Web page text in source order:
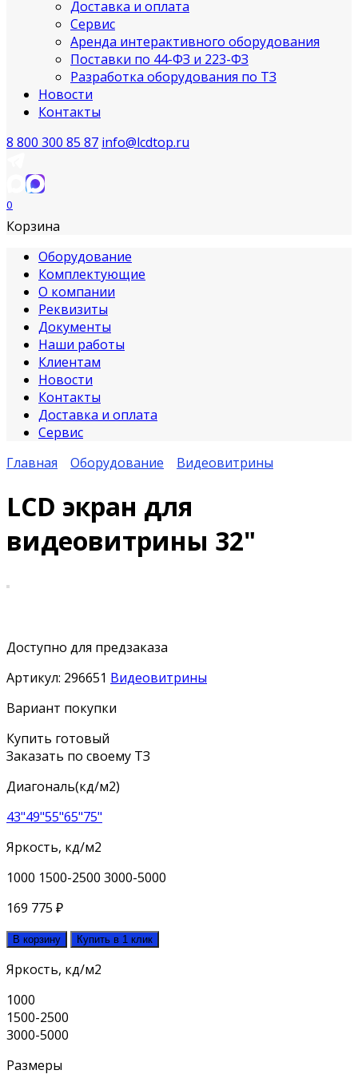
Доставка и оплата
Сервис
Аренда интерактивного оборудования
Поставки по 44-ФЗ и 223-ФЗ
Разработка оборудования по ТЗ
Новости
Контакты
8 800 300 85 87 info@lcdtop.ru
0
Корзина
Оборудование
Комплектующие
О компании
Реквизиты
Документы
Наши работы
Клиентам
Новости
Контакты
Доставка и оплата
Сервис
Главная
Оборудование Видеовитрины
LCD экран для
видеовитрины 32"
Доступно для предзаказа
Артикул: 296651 Видеовитрины
Вариант покупки
Купить готовый
Заказать по своему ТЗ
Диагональ(кд/м2)
43"49"55"65"75"
Яркость, кд/м2
1000 1500-2500 3000-5000
169 775 ₽
В корзину Купить в 1 клик
Яркость, кд/м2
1000
1500-2500
3000-5000
Размеры